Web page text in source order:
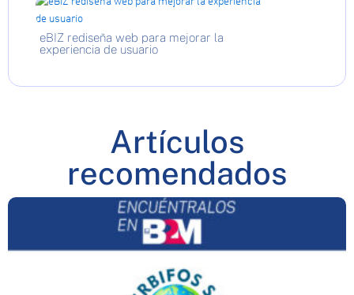
eBIZ rediseña web para mejorar la
experiencia de usuario
Artículos
recomendados